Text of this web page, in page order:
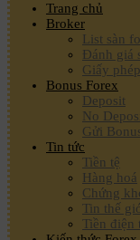
Trang chủ
Broker
List sàn
Đánh giá
Giấy
Bonus Forex
Deposit
No
Gửi
Tin tức
Tiền tệ
Hàng hoá
Chứng
Tin thế
Tiền điện